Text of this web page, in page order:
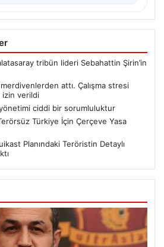
tribün lideri Sebahattin Şirin’in
attı. Çalışma stresi
izin verildi
ciddi bir sorumluluktur
Terörsüz Türkiye İçin Çerçeve Yasa
Planındaki Teröristin Detaylı